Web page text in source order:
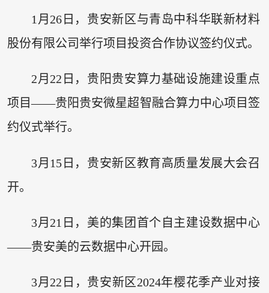
1月26日，贵安新区与青岛中科华联新材料
股份有限公司举行项目投资合作协议签约仪式。
2月22日，贵阳贵安算力基础设施建设重点
项目——贵阳贵安微星超智融合算力中心项目签
约仪式举行。
3月15日，贵安新区教育高质量发展大会召
开。
3月21日，美的集团首个自主建设数据中心
——贵安美的云数据中心开园。
3月22日，贵安新区2024年樱花季产业对接